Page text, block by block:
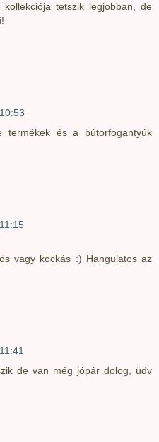
tetszik legjobban, de
termékek és a bútorfogantyúk
vagy kockás :) Hangulatos az
de van még jópár dolog, üdv